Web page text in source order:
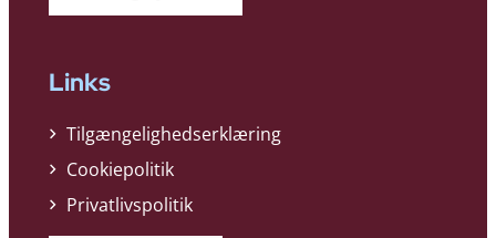
Links
Tilgængelighedserklæring
Cookiepolitik
Privatlivspolitik